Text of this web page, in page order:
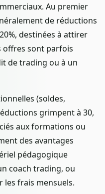
Au premier
de réductions
destinées à attirer
offres sont parfois
de trading ou à un
(soldes,
grimpent à 30,
aux formations ou
des avantages
pédagogique
coach trading, ou
frais mensuels.